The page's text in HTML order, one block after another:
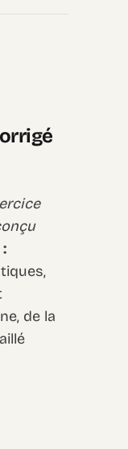
de la